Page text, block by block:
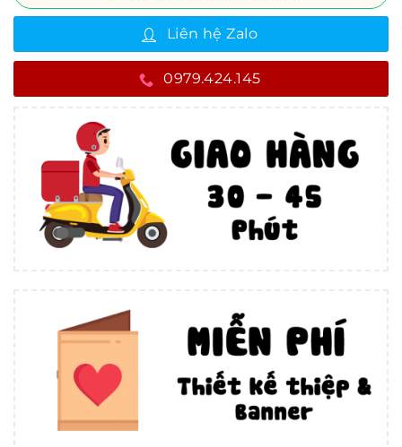
Liên hệ Zalo
0979.424.145